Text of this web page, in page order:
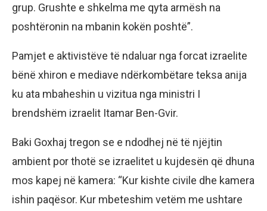
grup. Grushte e shkelma me qyta armësh na
poshtëronin na mbanin kokën poshtë”.
Pamjet e aktivistëve të ndaluar nga forcat izraelite
bënë xhiron e mediave ndërkombëtare teksa anija
ku ata mbaheshin u vizitua nga ministri I
brendshëm izraelit Itamar Ben-Gvir.
Baki Goxhaj tregon se e ndodhej në të njëjtin
ambient por thotë se izraelitet u kujdesën që dhuna
mos kapej në kamera: “Kur kishte civile dhe kamera
ishin paqësor. Kur mbeteshim vetëm me ushtare